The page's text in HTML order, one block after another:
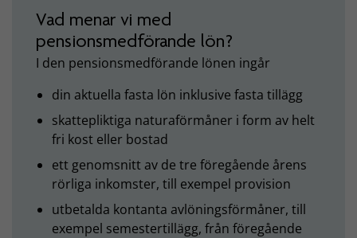
Vad menar vi med
pensionsmedförande lön?
I den pensionsmedförande lönen ingår
din aktuella fasta lön inklusive fasta tillägg
skattepliktiga naturaförmåner i form av helt
fri kost eller bostad
ett genomsnitt av de tre föregående årens
rörliga inkomster, till exempel provision
utbetalda kontanta avlöningsförmåner, till
exempel semestertillägg, från föregående